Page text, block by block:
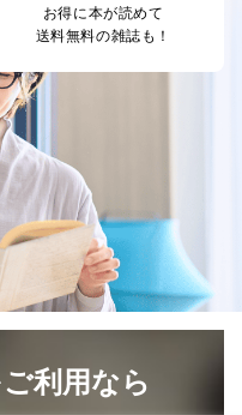
お得に本が読めて
送料無料の雑誌も！
利用なら